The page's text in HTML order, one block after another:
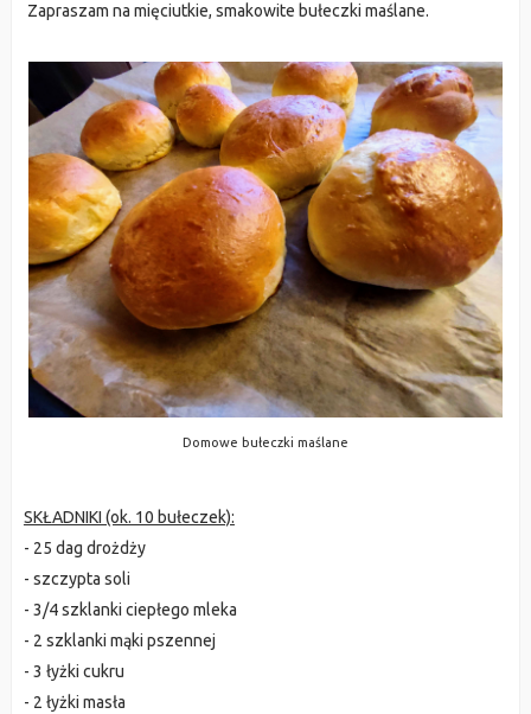
Zapraszam na mięciutkie, smakowite bułeczki maślane.
Domowe bułeczki maślane
SKŁADNIKI (ok. 10 bułeczek):
- 25 dag drożdży
- szczypta soli
- 3/4 szklanki ciepłego mleka
- 2 szklanki mąki pszennej
- 3 łyżki cukru
- 2 łyżki masła